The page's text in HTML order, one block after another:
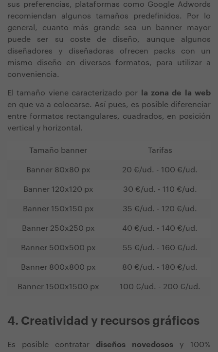
sus preferencias, plataformas como Google Adwords
recomiendan algunos tamaños predefinidos. Por lo
general, cuanto más grande sea un banner mayor
puede ser su coste de diseño, aunque algunos
diseñadores y diseñadoras ofrecen packs con un
mismo diseño en diversos formatos, para utilizar a
conveniencia.
El tamaño viene caracterizado por
la zona de la web
en que va a colocarse. Así pues, es posible diferenciar
entre formatos rectangulares, cuadrados, en posición
vertical y horizontal.
Tamaño banner Tarifas
Banner 80x80 px 20 €/ud. - 100 €/ud.
Banner 120x120 px 30 €/ud. - 110 €/ud.
Banner 150x150 px 35 €/ud. - 120 €/ud.
Banner 250x250 px 40 €/ud. - 140 €/ud.
Banner 500x500 px 55 €/ud. - 160 €/ud.
Banner 800x800 px 80 €/ud. - 180 €/ud.
Banner 1500x1500 px 100 €/ud. - 200 €/ud.
4. Creatividad y recursos gráficos
Es posible contratar diseños novedosos y 100%